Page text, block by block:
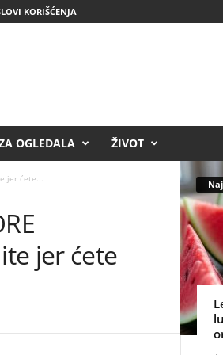
KORIŠĆENJA
OGLEDALA ŽIVOT
jer ćete...
jer ćete